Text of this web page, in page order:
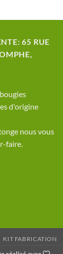
65 RUE
d'origine
nous vous
faire.
KIT FABRICATION